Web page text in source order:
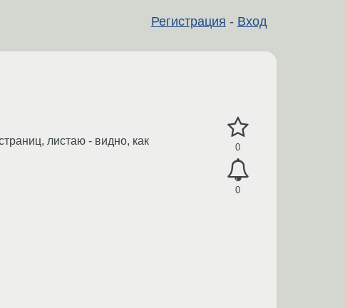
Регистрация - Вход
0
0
листаю - видно, как